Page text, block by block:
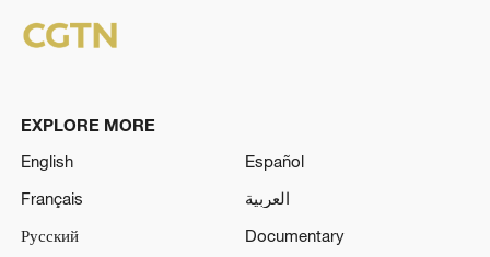
EXPLORE MORE
English
Español
Français
العربية
Русский
Documentary